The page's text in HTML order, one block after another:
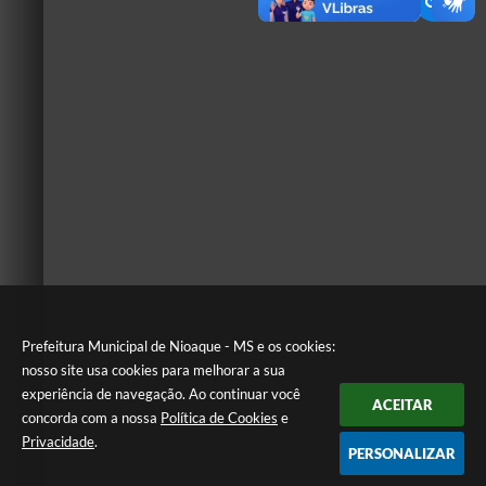
Prefeitura Municipal de Nioaque - MS e os cookies:
nosso site usa cookies para melhorar a sua
experiência de navegação. Ao continuar você
concorda com a nossa Política de Cookies e
Privacidade.
ACEITAR
PERSONALIZAR